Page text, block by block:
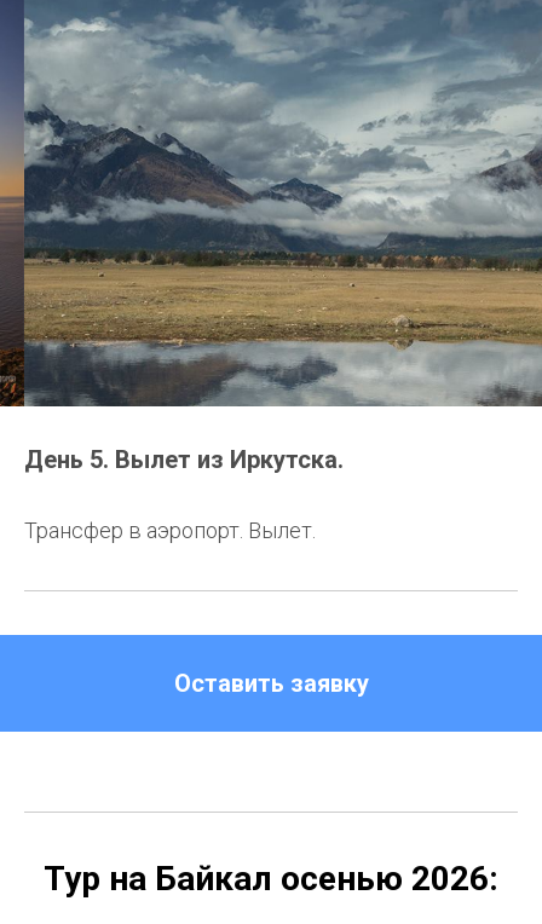
День 5. Вылет из Иркутска.
Трансфер в аэропорт. Вылет.
Оставить заявку
Тур на Байкал осенью 2026: